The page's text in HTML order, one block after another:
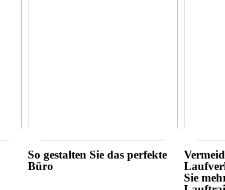
So gestalten Sie das perfekte
Büro
Sie